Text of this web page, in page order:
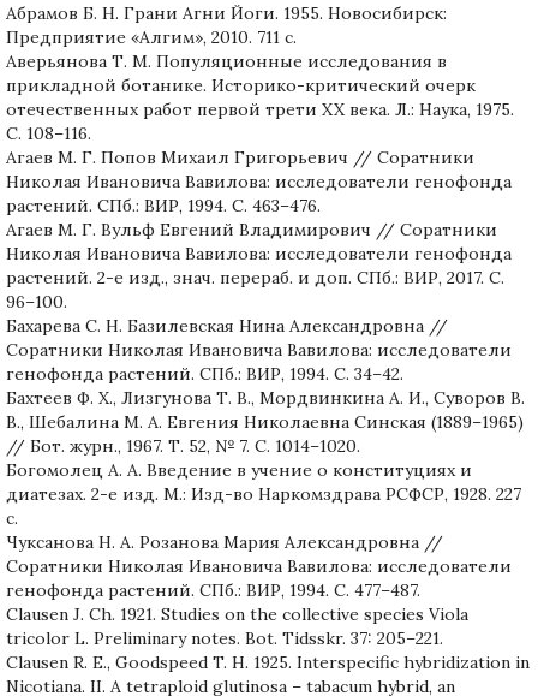
Абрамов Б. Н. Грани Агни Йоги. 1955. Новосибирск:
Предприятие «Алгим», 2010. 711 с.
Аверьянова Т. М. Популяционные исследования в
прикладной ботанике. Историко-критический очерк
отечественных работ первой трети XX века. Л.: Наука, 1975.
С. 108–116.
Агаев М. Г. Попов Михаил Григорьевич // Соратники
Николая Ивановича Вавилова: исследователи генофонда
растений. СПб.: ВИР, 1994. С. 463–476.
Агаев М. Г. Вульф Евгений Владимирович // Соратники
Николая Ивановича Вавилова: исследователи генофонда
растений. 2-е изд., знач. перераб. и доп. СПб.: ВИР, 2017. С.
96–100.
Бахарева С. Н. Базилевская Нина Александровна //
Соратники Николая Ивановича Вавилова: исследователи
генофонда растений. СПб.: ВИР, 1994. С. 34–42.
Бахтеев Ф. Х., Лизгунова Т. В., Мордвинкина А. И., Суворов В.
В., Шебалина М. А. Евгения Николаевна Синская (1889–1965)
// Бот. журн., 1967. Т. 52, № 7. С. 1014–1020.
Богомолец А. А. Введение в учение о конституциях и
диатезах. 2-е изд. М.: Изд-во Наркомздрава РСФСР, 1928. 227
с.
Чуксанова Н. А. Розанова Мария Александровна //
Соратники Николая Ивановича Вавилова: исследователи
генофонда растений. СПб.: ВИР, 1994. С. 477–487.
Clausen J. Ch. 1921. Studies on the collective species Viola
tricolor L. Preliminary notes. Bot. Tidsskr. 37: 205–221.
Clausen R. E., Goodspeed T. H. 1925. Interspecific hybridization in
Nicotiana. II. A tetraploid glutinosa – tabacum hybrid, an